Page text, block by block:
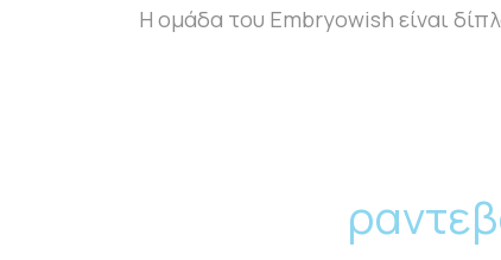
Η ομάδα του Embryowish είναι